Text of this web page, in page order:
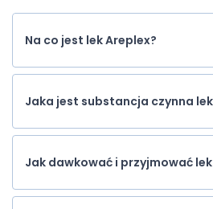
Na co jest lek Areplex?
Jaka jest substancja czynna
Jak dawkować i przyjmować